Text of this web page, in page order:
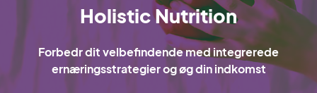
Holistic Nutrition
Forbedr dit velbefindende med integrerede
ernæringsstrategier og øg din indkomst